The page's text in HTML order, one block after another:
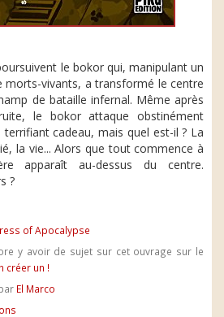
le bokor qui, manipulant un
morts-vivants, a transformé le centre
de bataille infernal. Même après
le bokor attaque obstinément
terrifiant cadeau, mais quel est-il ? La
la vie... Alors que tout commence à
apparaît au-dessus du centre.
?
of Apocalypse
y avoir de sujet sur cet ouvrage sur le
créer un !
El Marco